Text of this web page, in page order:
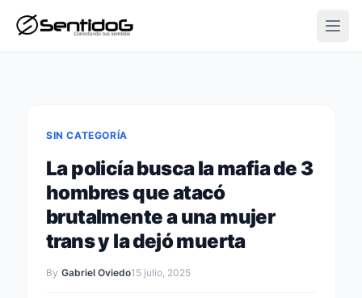
SIN CATEGORÍA
La policía busca la mafia de 3
hombres que atacó
brutalmente a una mujer
trans y la dejó muerta
By Gabriel Oviedo15 julio, 2025